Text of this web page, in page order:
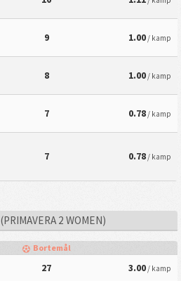
9 1.00/ kamp
8 1.00/ kamp
7 0.78/ kamp
7 0.78/ kamp
(PRIMAVERA 2 WOMEN)
Bortemål
27 3.00/ kamp